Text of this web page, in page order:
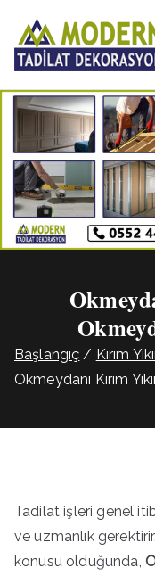
geç
Başlangıç
Kırım
Okmeydanı Kırım
Tadilat işleri genel
ve uzmanlık
konusu olduğunda,